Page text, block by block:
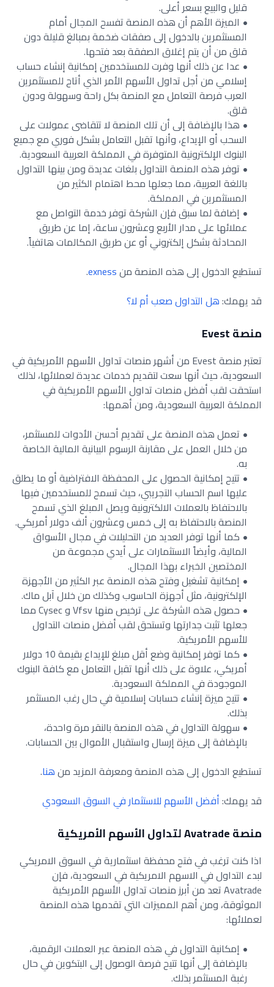
قليل والبيع بسعر أعلى.
الميزة الأهم أن هذه المنصة تفسح المجال أمام
المستثمرين بالدخول إلى صفقات ضخمة بمبالغ قليلة دون
قلق من أن يتم إغلاق الصفقة بعد فتحها.
عدا عن ذلك أنها وفرت للمستخدمين إمكانية إنشاء حساب
إسلامي من أجل تداول الأسهم الأمر الذي أتاح للمستثمرين
العرب فرصة التعامل مع المنصة بكل راحة وسهولة ودون
قلق.
هذا بالإضافة إلى أن تلك المنصة لا تتقاضى عمولات على
السحب أو الإيداع، وأنها تقبل التعامل بشكل فوري مع جميع
البنوك الإلكترونية المتوفرة في المملكة العربية السعودية.
توفر هذه المنصة التداول بلغات عديدة ومن بينها التداول
باللغة العربية، مما جعلها محط اهتمام الكثير من
المستثمرين في المملكة.
إضافة لما سبق فإن الشركة توفر خدمة التواصل مع
عملائها على مدار الأربع وعشرون ساعة، إما عن طريق
المحادثة بشكل إلكتروني أو عن طريق المكالمات هاتفياً.
تستطيع الدخول إلى هذه المنصة منexness
.
قد يهمك:هل التداول صعب أم لا؟
منصة Evest
تعتبر منصة Evest من أشهر منصات تداول الأسهم الأمريكية في
السعودية، حيث أنها سعت لتقديم خدمات عديدة لعملائها، لذلك
استحقت لقب أفضل منصات تداول الأسهم الأمريكية في
المملكة العربية السعودية، ومن أهمها:
تعمل هذه المنصة على تقديم أحسن الأدوات للمستثمر،
من خلال العمل على مقارنة الرسوم البيانية المالية الخاصة
به.
تتيح إمكانية الحصول على المحفظة الافتراضية أو ما يطلق
عليها اسم الحساب التجريبي، حيث تسمح للمستخدمين فيها
بالاحتفاظ بالعملات الالكترونية ويصل المبلغ الذي تسمح
المنصة بالاحتفاظ به إلى خمس وعشرون ألف دولار أمريكي.
كما أنها توفر العديد من التحليلات في مجال الأسواق
المالية، وأيضاً الاستثمارات على أيدي مجموعة من
المختصين الخبراء بهذا المجال.
إمكانية تشغيل وفتح هذه المنصة عبر الكثير من الأجهزة
الإلكترونية، مثل أجهزة الحاسوب وكذلك من خلال آبل ماك.
حصول هذه الشركة على ترخيص منها Vfsv و Cysec مما
جعلها تثبت جدارتها وتستحق لقب أفضل منصات التداول
للأسهم الأمريكية.
كما توفر إمكانية وضع أقل مبلغ للإيداع بقيمة 10 دولار
أمريكي، علاوة على ذلك أنها تقبل التعامل مع كافة البنوك
الموجودة في المملكة السعودية.
تتيح ميزة إنشاء حسابات إسلامية في حال رغب المستثمر
بذلك.
سهولة التداول في هذه المنصة بالنقر مرة واحدة،
بالإضافة إلى ميزة إرسال واستقبال الأموال بين الحسابات.
تستطيع الدخول إلى هذه المنصة ومعرفة المزيد منهنا.
قد يهمك:أفضل الأسهم للاستثمار في السوق السعودي
منصة Avatrade لتداول الأسهم الأمريكية
اذا كنت ترغب في فتح محفظة استثمارية في السوق الامريكي
لبدء التداول في الاسهم الامريكية في السعودية، فإن
Avatrade تعد من أبرز منصات تداول الأسهم الأمريكية
الموثوقة، ومن أهم المميزات التي تقدمها هذه المنصة
لعملائها:
إمكانية التداول في هذه المنصة عبر العملات الرقمية،
بالإضافة إلى أنها تتيح فرصة الوصول إلى البتكوين في حال
رغبة المستثمر بذلك.